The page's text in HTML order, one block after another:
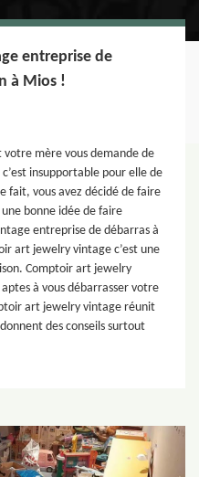
entreprise de
à Mios !
mère vous demande de
insupportable pour elle de
fait, vous avez décidé de faire
bonne idée de faire
entreprise de débarras à
art jewelry vintage c’est une
Comptoir art jewelry
à vous débarrasser votre
art jewelry vintage réunit
des conseils surtout